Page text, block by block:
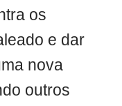
os
e dar
nova
outros